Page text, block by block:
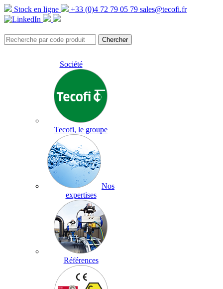
Stock en ligne +33 (0)4 72 79 05 79 sales@tecofi.fr
Société
Tecofi, le groupe
Nos
expertises
Références